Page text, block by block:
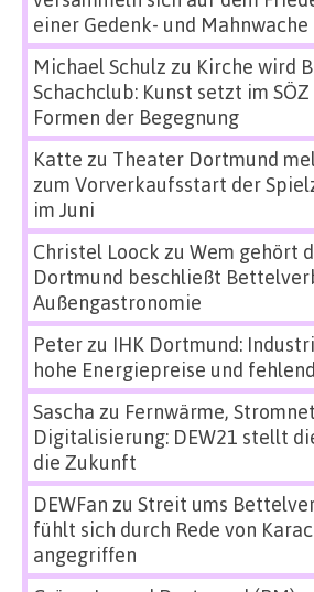
einer Gedenk- und Mahnwache
Michael Schulz zu Kirche wird
Schachclub: Kunst setzt im
Formen der Begegnung
Katte zu Theater Dortmund
zum Vorverkaufsstart der
im Juni
Christel Loock zu Wem gehört
Dortmund beschließt
Außengastronomie
Peterzu IHK Dortmund:
hohe Energiepreise und
Sascha zu Fernwärme,
Digitalisierung: DEW21 stellt
die Zukunft
DEWFan zu Streit ums
fühlt sich durch Rede von
angegriffen